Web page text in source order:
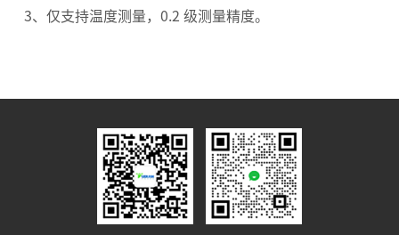
3、仅支持温度测量，0.2 级测量精度。